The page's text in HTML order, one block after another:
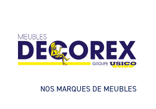
NOS MARQUES DE MEUBLES